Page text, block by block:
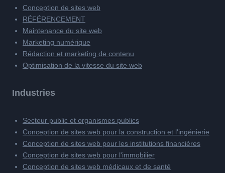
Conception de sites web
RÉFÉRENCEMENT
Maintenance du site web
Marketing numérique
Rédaction et marketing de contenu
Optimisation de la vitesse du site web
Industries
Secteur public et organismes publics
Conception de sites web pour la construction et l'ingénierie
Conception de sites web pour les institutions financières
Conception de sites web pour l'immobilier
Conception de sites web médicaux et de santé